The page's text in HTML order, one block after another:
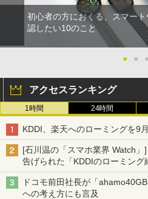
初心者の方におくる、スマー
認したい10のこと
● ● ●
アクセスランキング
1時間 24時間
KDDI、楽天へのローミングを9
[石川温の「スマホ業界 Watch」]
告げられた「KDDIのローミング
穴と楽天モバイルの課題
ドコモ前田社長が「
への考え方にも言及